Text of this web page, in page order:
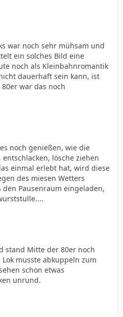
war noch sehr mühsam und
ein solches Bild eine
noch als Kleinbahnromantik
dauerhaft sein kann, ist
war das noch
noch genießen, wie die
lösche ziehen
einmal erlebt hat, wird diese
des miesen Wetters
Pausenraum eingeladen,
stand Mitte der 80er noch
musste abkuppeln zum
schon etwas
unrund.